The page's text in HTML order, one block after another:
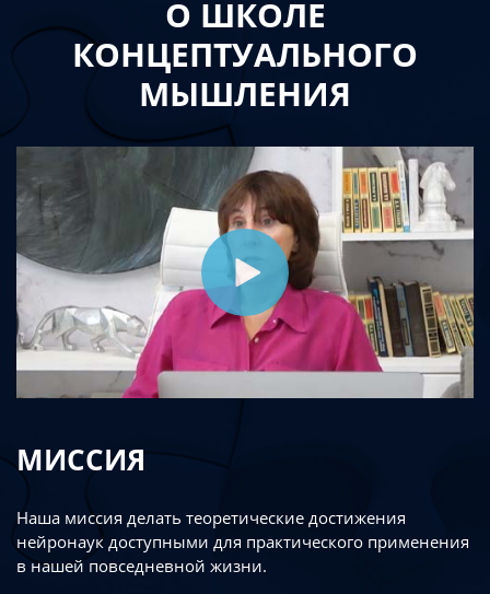
О ШКОЛЕ
КОНЦЕПТУАЛЬНОГО
МЫШЛЕНИЯ
МИССИЯ
Наша миссия делать теоретические достижения
нейронаук доступными для практического применения
в нашей повседневной жизни.